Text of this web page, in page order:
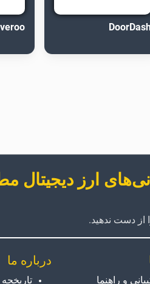
ارز دیجیتال
از دست ندهید.
و راهنما
درباره ما
تاریخچه